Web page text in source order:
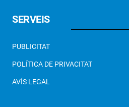
SERVEIS
PUBLICITAT
POLÍTICA DE PRIVACITAT
AVÍS LEGAL